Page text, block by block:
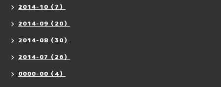
2014-10（7）
2014-09（20）
2014-08（30）
2014-07（26）
0000-00（4）